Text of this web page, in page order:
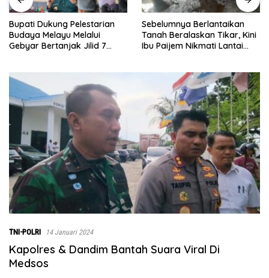
Sebelumnya Berlantaikan
Tanah Beralaskan Tikar, Kini
Ibu Paijem Nikmati Lantai
0208/Asahan
Jumat Berkah Polsek Lima
Puluh, Kapolsek Salomo
Sagala Salurkan Sembako
TNI-POLRI 14 Januari 2024
Kapolres & Dandim Bantah Suara Viral Di
Medsos